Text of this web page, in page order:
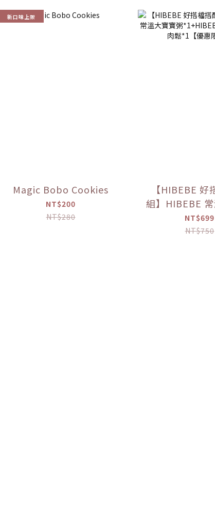
新口味上架
Magic Bobo Cookies
NT$200
NT$280
【HIBEBE 好
組】HIBEBE
粥*1+HIBEBE
肉鬆*1【優惠
NT$699
NT$750